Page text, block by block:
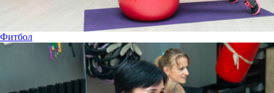
Фитбол